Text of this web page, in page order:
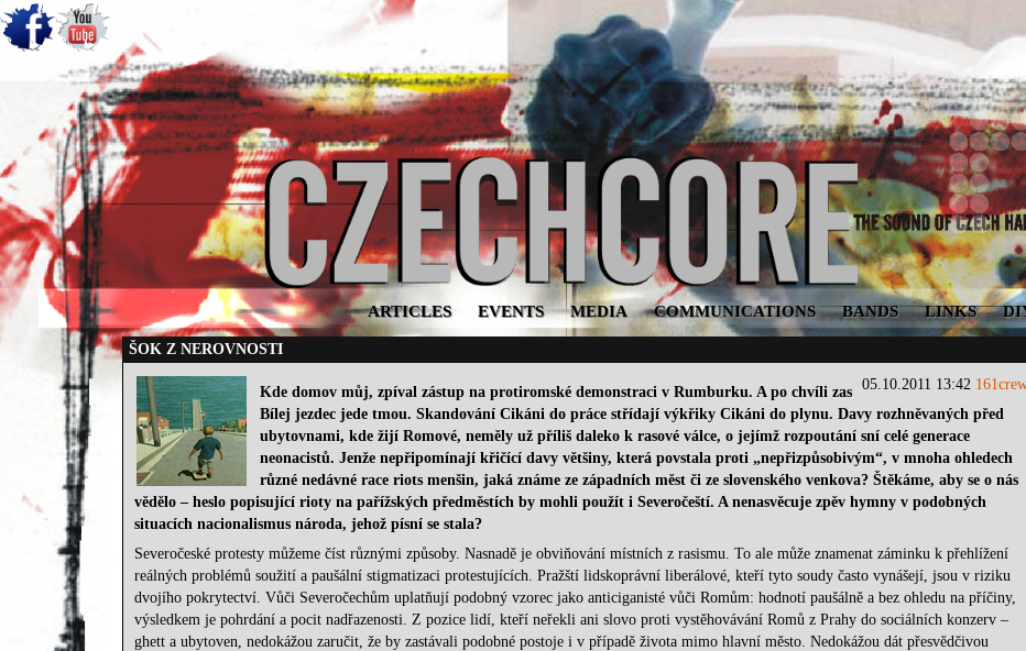
ARTICLES EVENTS MEDIA COMMUNICATIONS BANDS LINKS
ŠOK Z NEROVNOSTI
05.10.2011 13:42
Kde domov můj, zpíval zástup na protiromské demonstraci v Rumburku. A po chvíli zas
Bílej jezdec jede tmou. Skandování Cikáni do práce střídají výkřiky Cikáni do plynu. Davy rozhněvaných před
ubytovnami, kde žijí Romové, neměly už příliš daleko k rasové válce, o jejímž rozpoutání sní celé generace
neonacistů. Jenže nepřipomínají křičící davy většiny, která povstala proti „nepřizpůsobivým“, v mnoha ohledech
různé nedávné race riots menšin, jaká známe ze západních měst či ze slovenského venkova? Štěkáme, aby se o nás
vědělo – heslo popisující rioty na pařížských předměstích by mohli použít i Severočeští. A nenasvěcuje zpěv hymny v podobných
situacích nacionalismus národa, jehož písní se stala?
Severočeské protesty můžeme číst různými způsoby. Nasnadě je obviňování místních z rasismu. To ale může znamenat záminku k přehlížení
reálných problémů soužití a paušální stigmatizaci protestujících. Pražští lidskoprávní liberálové, kteří tyto soudy často vynášejí, jsou v riziku
dvojího pokrytectví. Vůči Severočechům uplatňují podobný vzorec jako anticiganisté vůči Romům: hodnotí paušálně a bez ohledu na příčiny,
výsledkem je pohrdání a pocit nadřazenosti. Z pozice lidí, kteří neřekli ani slovo proti vystěhovávání Romů z Prahy do sociálních konzerv –
ghett a ubytoven, nedokážou zaručit, že by zastávali podobné postoje i v případě života mimo hlavní město. Nedokážou dát přesvědčivou